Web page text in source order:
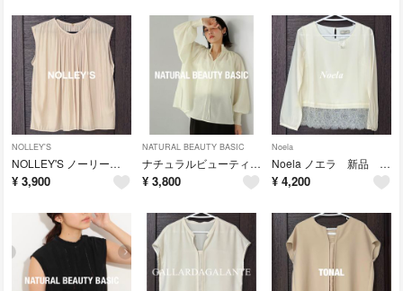
NOLLEY'S
NOLLEY'S ノーリーズ ブラウス シャーリング ギャザー オフィス 通勤 オフィスコーデ オフィスカジュアル
¥ 3,900
NATURAL BEAUTY BASIC
ナチュラルビューティーベーシック シャーリングネック ブラウス シャーリング
¥ 3,800
Noela
Noela ノエラ 新品 ブラウス レース レイヤード オフィス 通勤 フォーマル オケージョン
¥ 4,200